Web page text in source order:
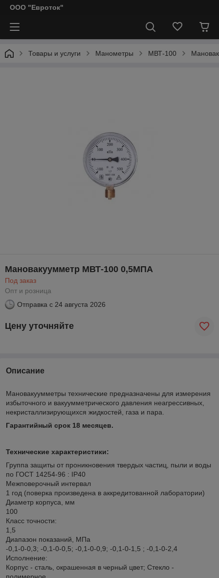
ООО "Евроток"
Товары и услуги Манометры МВТ-100
Мановакуумметр МВТ-100 0,5МПА
Под заказ
Опт и розница
Отправка с 24 августа 2026
Цену уточняйте
Описание
Мановакуумметры технические предназначены для измерения
избыточного и вакуумметрического давления неагрессивных,
некристаллизирующихся жидкостей, газа и пара.
Гарантийный срок 18 месяцев.
Технические характеристики:
Группа защиты от проникновения твердых частиц, пыли и воды
по ГОСТ 14254-96 : IP40
Межповерочный интервал
1 год (поверка произведена в аккредитованной лаборатории)
Диаметр корпуса, мм
100
Класс точности:
1,5
Диапазон показаний, МПа
-0,1-0-0,3; -0,1-0-0,5; -0,1-0-0,9; -0,1-0-1,5 ; -0,1-0-2,4
Исполнение:
Корпус - сталь, окрашенная в черный цвет; Стекло -
полимерное